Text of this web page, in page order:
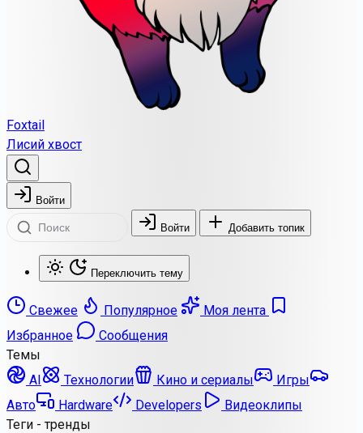
Foxtail
Лисий хвост
Войти
Войти Добавить топик
Переключить тему
Свежее Популярное
Моя лента
Избранное
Сообщения
Темы
AI
Технологии Кино и сериалы
Игры
Авто
Hardware Developers
Видеоклипы
Теги - тренды